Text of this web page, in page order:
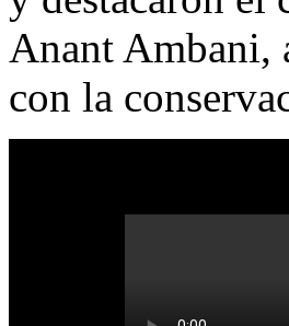
Anant Ambani,
con la